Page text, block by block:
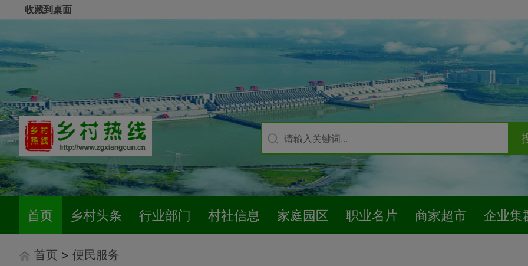
收藏到桌面
首页 乡村头条 行业部门 村社信息 家庭园区 职业名片 商家超市 企业集
首页 > 便民服务